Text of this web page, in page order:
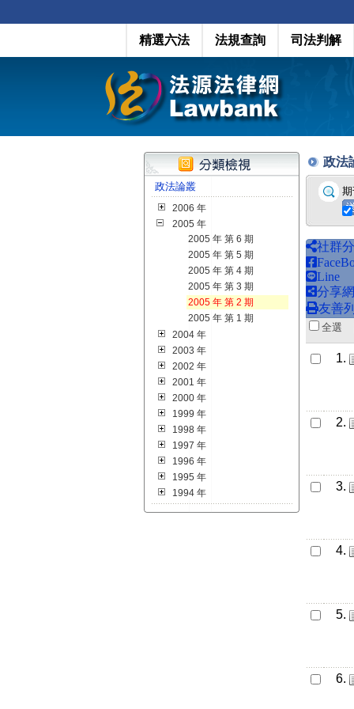
精選六法 法規查詢 司法判解
政法論叢
2006 年
2005 年
2005 年 第 6 期
2005 年 第 5 期
2005 年 第 4 期
2005 年 第 3 期
2005 年 第 2 期
2005 年 第 1 期
2004 年
2003 年
2002 年
2001 年
2000 年
1999 年
1998 年
1997 年
1996 年
1995 年
1994 年
政法
社群
Line
分享
友善
全選
1.
2.
3.
4.
5.
6.